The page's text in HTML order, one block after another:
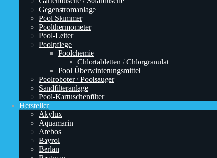
Gegenstromanlage
Pool Skimmer
Poolthermometer
Pool-Leiter
Poolpflege
Poolchemie
Chlortabletten / Chlorgranulat
Pool Überwinterungsmittel
Poolroboter / Poolsauger
Sandfilteranlage
Pool-Kartuschenfilter
Hersteller
Akylux
Aquamarin
Arebos
Bayrol
Berlan